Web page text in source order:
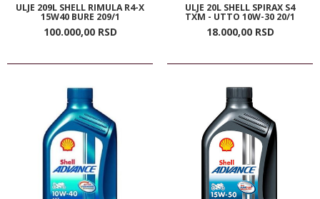
ULJE 209L SHELL RIMULA R4-X
15W40 BURE 209/1
100.000,00 RSD
ULJE 20L SHELL SPIRAX S4
TXM - UTTO 10W-30 20/1
18.000,00 RSD